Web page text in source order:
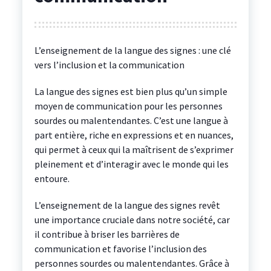
L’enseignement de la langue des signes : une clé
vers l’inclusion et la communication
La langue des signes est bien plus qu’un simple
moyen de communication pour les personnes
sourdes ou malentendantes. C’est une langue à
part entière, riche en expressions et en nuances,
qui permet à ceux qui la maîtrisent de s’exprimer
pleinement et d’interagir avec le monde qui les
entoure.
L’enseignement de la langue des signes revêt
une importance cruciale dans notre société, car
il contribue à briser les barrières de
communication et favorise l’inclusion des
personnes sourdes ou malentendantes. Grâce à